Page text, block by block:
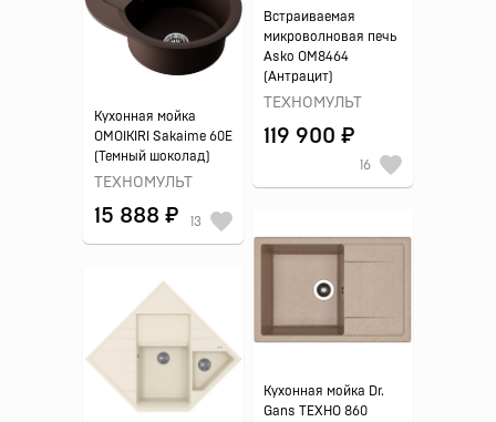
Встраиваемая
микроволновая печь
Asko OM8464
(Антрацит)
ТЕХНОМУЛЬТ
119 900 ₽
16
Кухонная мойка
OMOIKIRI Sakaime 60E
(Темный шоколад)
ТЕХНОМУЛЬТ
15 888 ₽ 13
Кухонная мойка Dr.
Gans ТЕХНО 860